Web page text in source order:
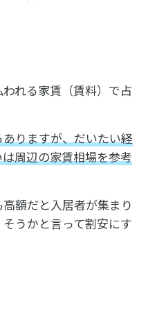
れる家賃（賃料）で占
りますが、だいたい経
周辺の家賃相場を参考
額だと入居者が集まり
うかと言って割安にす